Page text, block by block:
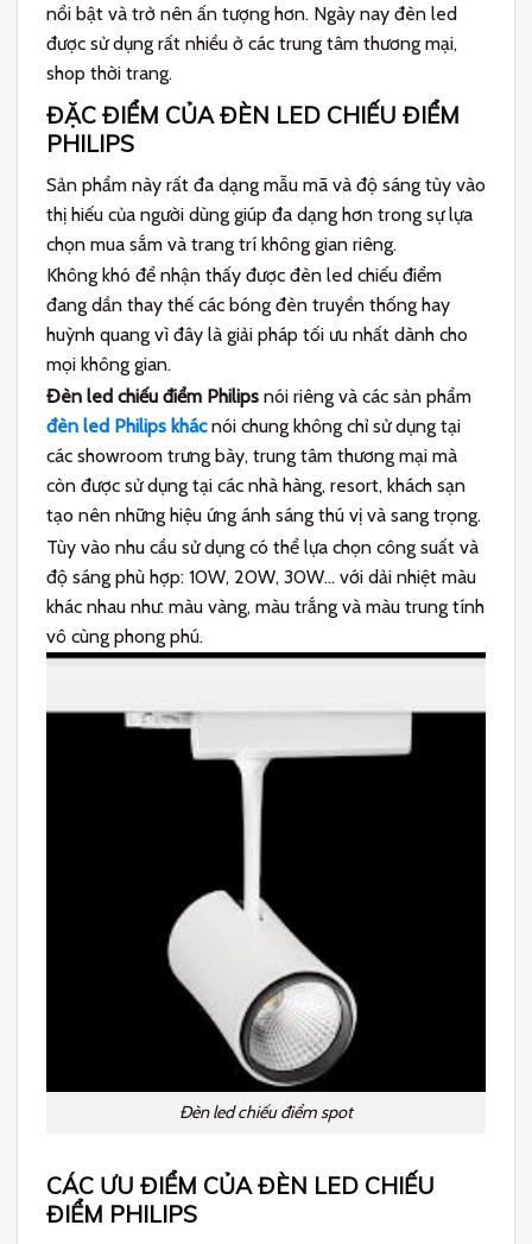
nổi bật và trở nên ấn tượng hơn. Ngày nay đèn led
được sử dụng rất nhiều ở các trung tâm thương mại,
shop thời trang.
ĐẶC ĐIỂM CỦA ĐÈN LED CHIẾU ĐIỂM
PHILIPS
Sản phẩm này rất đa dạng mẫu mã và độ sáng tùy vào
thị hiếu của người dùng giúp đa dạng hơn trong sự lựa
chọn mua sắm và trang trí không gian riêng.
Không khó để nhận thấy được đèn led chiếu điểm
đang dần thay thế các bóng đèn truyền thống hay
huỳnh quang vì đây là giải pháp tối ưu nhất dành cho
mọi không gian.
Đèn led chiếu điểm Philips nói riêng và các sản phẩm
đèn led Philips khácnói chung không chỉ sử dụng tại
các showroom trưng bày, trung tâm thương mại mà
còn được sử dụng tại các nhà hàng, resort, khách sạn
tạo nên những hiệu ứng ánh sáng thú vị và sang trọng.
Tùy vào nhu cầu sử dụng có thể lựa chọn công suất và
độ sáng phù hợp: 10W, 20W, 30W… với dải nhiệt màu
khác nhau như: màu vàng, màu trắng và màu trung tính
vô cùng phong phú.
Đèn led chiếu điểm spot
CÁC ƯU ĐIỂM CỦA ĐÈN LED CHIẾU
ĐIỂM PHILIPS